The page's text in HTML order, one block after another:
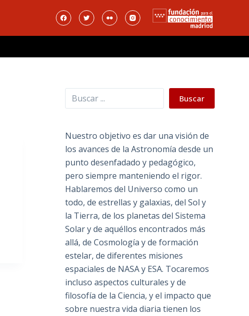
Buscar Buscar
Nuestro objetivo es dar una visión de
los avances de la Astronomía desde un
punto desenfadado y pedagógico,
pero siempre manteniendo el rigor.
Hablaremos del Universo como un
todo, de estrellas y galaxias, del Sol y
la Tierra, de los planetas del Sistema
Solar y de aquéllos encontrados más
allá, de Cosmología y de formación
estelar, de diferentes misiones
espaciales de NASA y ESA. Tocaremos
incluso aspectos culturales y de
filosofía de la Ciencia, y el impacto que
sobre nuestra vida diaria tienen los